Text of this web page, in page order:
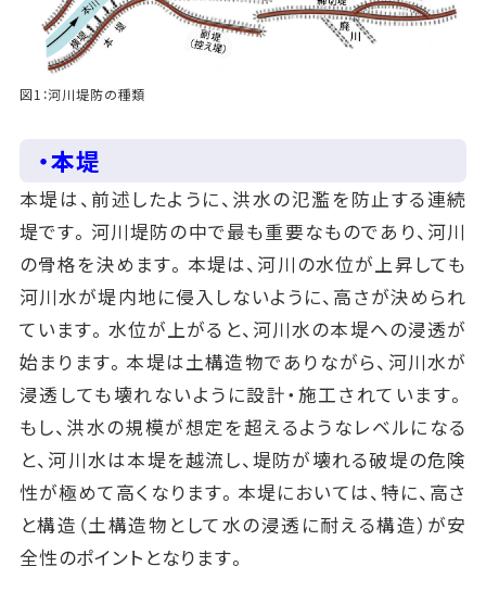
図1：河川堤防の種類
・本堤
本堤は、前述したように、洪水の氾濫を防止する連続
堤です。河川堤防の中で最も重要なものであり、河川
の骨格を決めます。本堤は、河川の水位が上昇しても
河川水が堤内地に侵入しないように、高さが決められ
ています。水位が上がると、河川水の本堤への浸透が
始まります。本堤は土構造物でありながら、河川水が
浸透しても壊れないように設計・施工されています。
もし、洪水の規模が想定を超えるようなレベルになる
と、河川水は本堤を越流し、堤防が壊れる破堤の危険
性が極めて高くなります。本堤においては、特に、高さ
と構造（土構造物として水の浸透に耐える構造）が安
全性のポイントとなります。